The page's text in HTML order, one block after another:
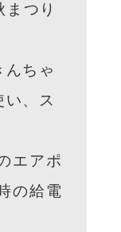
つり
ちゃ
、ス
エアポ
の給電